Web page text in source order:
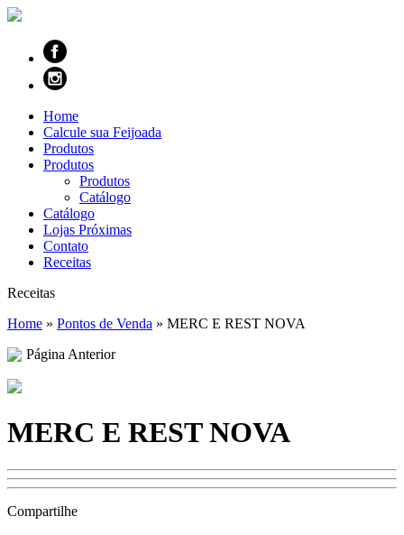
Home
Calcule sua Feijoada
Produtos
Produtos
Produtos
Catálogo
Catálogo
Lojas Próximas
Contato
Receitas
Receitas
Home » Pontos de Venda » MERC E REST NOVA
Página Anterior
MERC E REST NOVA
Compartilhe